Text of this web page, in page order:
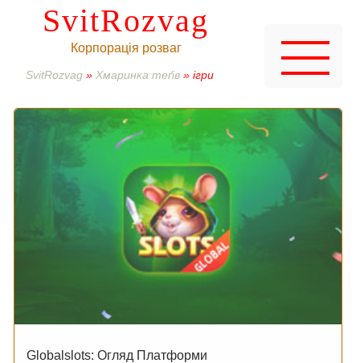
SvitRozvag
Корпорація розваг
SvitRozvag » Хмаринка теґів » ігри
Globalslots: Огляд Платформи